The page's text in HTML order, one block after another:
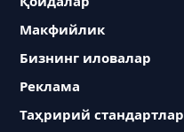
Макфийлик
Бизнинг иловалар
Реклама
Таҳририй стандартлар